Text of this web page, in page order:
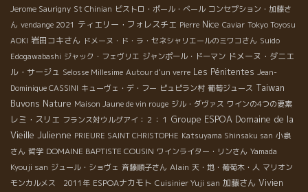
Jerome Saurigny St Chinian ビストロ・ポール・ベール コンセプション・加藤さ
ん vendange 2021 ティエリー・フォレスチエ Pierre Nice Caviar Tokyo Toyosu
AOKI 岩田コキさん ドメーヌ・ド・ラ・セネシャリエールのミワコさん Suido
Edogawabashi ジャック・フェヴリエ ジャンポール・ドーマン ドメーヌ・ダニエ
ル・サージュ Selosse Millesime Autour d'un verre Les Pénitentes Jean-
Dominique CASSINI キューヴェ・デ・フー ピュピラン村 葡萄ジュース Taiwan
Buvons Nature Maison Jaune de vin rouge ジル・ダヴァス ワインの4つの要素
レミ・スリエ フランス対ウルグアイ：２：１ Groupe ESPOA Domaine de la
Vieille Julienne PRIEURE SAINT CHRISTOPHE Katsuyama Shinsaku san 小泉
さん 哲学 DOMAINE BAPTISTE COUSIN ワインライター・リンさん Yamada
Kyouji san ジュール・ショヴェ 斉藤順子さん Alain 天・地・葡萄木・人 マリオン
モンカルメス 2011年 ESPOAナカモト Cuisinier Yuji san 加藤さん Vivien